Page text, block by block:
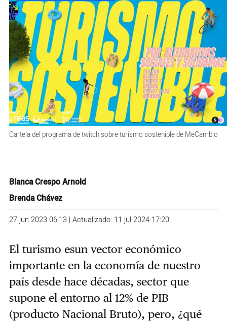
Cartela del programa de twitch sobre turismo sostenible de MeCambio
Blanca Crespo Arnold
Brenda Chávez
27 jun 2023 06:13 | Actualizado: 11 jul 2024 17:20
El turismo esun vector económico
importante en la economía de nuestro
país desde hace décadas, sector que
supone el entorno al 12% de PIB
(producto Nacional Bruto), pero, ¿qué